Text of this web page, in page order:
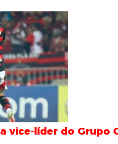
vice-líder do Grupo